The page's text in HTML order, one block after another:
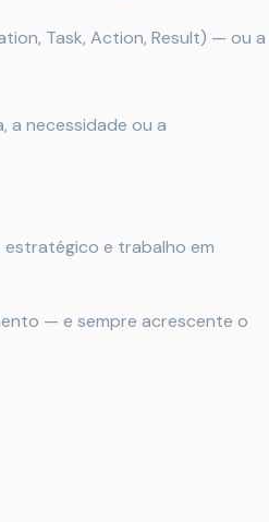
Task, Action, Result) — ou a
a necessidade ou a
e trabalho em
— e sempre acrescente o